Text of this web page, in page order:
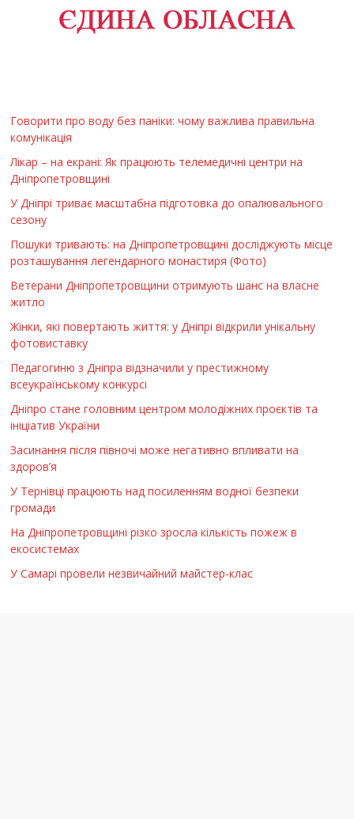
Говорити про воду без паніки: чому важлива правильна
комунікація
Лікар – на екрані: Як працюють телемедичні центри на
Дніпропетровщині
У Дніпрі триває масштабна підготовка до опалювального
сезону
Пошуки тривають: на Дніпропетровщині досліджують місце
розташування легендарного монастиря (Фото)
Ветерани Дніпропетровщини отримують шанс на власне
житло
Жінки, які повертають життя: у Дніпрі відкрили унікальну
фотовиставку
Педагогиню з Дніпра відзначили у престижному
всеукраїнському конкурсі
Дніпро стане головним центром молодіжних проєктів та
ініціатив України
Засинання після півночі може негативно впливати на
здоров’я
У Тернівці працюють над посиленням водної безпеки
громади
На Дніпропетровщині різко зросла кількість пожеж в
екосистемах
У Самарі провели незвичайний майстер-клас